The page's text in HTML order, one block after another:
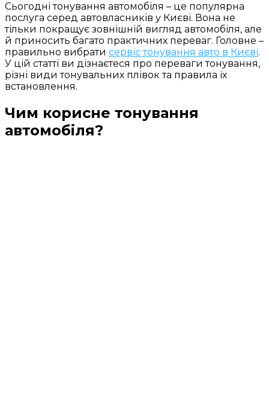
Сьогодні тонування автомобіля – це популярна
послуга серед автовласників у Києві. Вона не
тільки покращує зовнішній вигляд автомобіля, але
й приносить багато практичних переваг. Головне –
правильно вибрати сервіс тонування авто в Києві.
У цій статті ви дізнаєтеся про переваги тонування,
різні види тонувальних плівок та правила їх
встановлення.
Чим корисне тонування
автомобіля?